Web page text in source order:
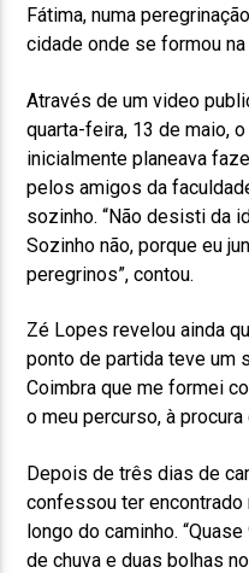
Fátima, numa
cidade onde se formou
Através de um video
quarta-feira, 13 de maio,
inicialmente planeava
pelos amigos da
sozinho. “Não desisti da
Sozinho não, porque eu
peregrinos”, contou.
Zé Lopes revelou ainda
ponto de partida teve um
Coimbra que me formei
o meu percurso, à
Depois de três dias de
confessou ter
longo do caminho.
de chuva e duas bolhas